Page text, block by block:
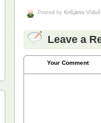
Posted by Krišjānis
Leave a
Your Comment